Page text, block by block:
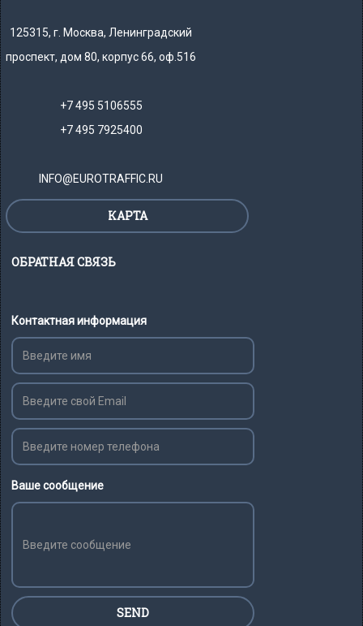
125315, г. Москва, Ленинградский
проспект, дом 80, корпус 66, оф.516
+7 495 5106555
+7 495 7925400
INFO@EUROTRAFFIC.RU
КАРТА
ОБРАТНАЯ СВЯЗЬ
Контактная информация
Ваше сообщение